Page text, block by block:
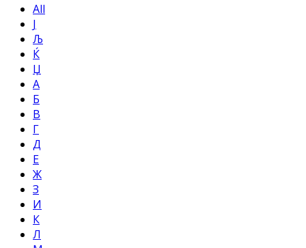
All
Ј
Љ
Ќ
Џ
А
Б
В
Г
Д
Е
Ж
З
И
К
Л